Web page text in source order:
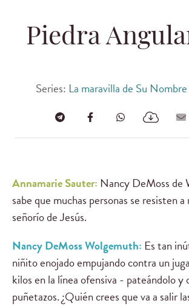
Piedra
Series: La maravilla de Su Nombre
Annamarie Sauter: Nancy DeMoss de
sabe que muchas personas se resisten
señorío de Jesús.
Nancy DeMoss Wolgemuth: Es tan
niñito enojado empujando contra un
kilos en la línea ofensiva - pateándolo y
puñetazos. ¿Quién crees que va a salir